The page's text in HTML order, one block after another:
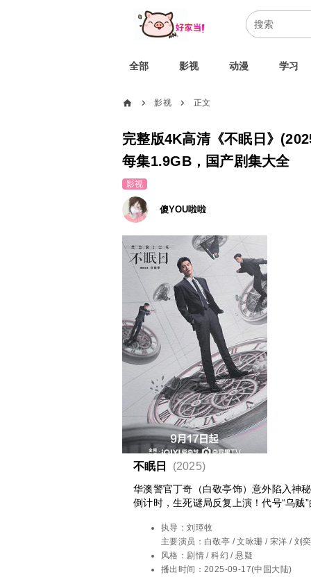
全部 影视 动漫 学习
home chevron_right 影视 chevron_right 正文
完整版4K高清《不眠日》
每集1.9GB，国产剧集大全
影视
傻YOU啦啦
不眠日 (2025)
华澳警官丁奇（白敬亭饰）意外陷入神
倒计时，生死谜局反复上演！代号“乌贼
降临，危机正在读秒！循环不止，真相
执导：刘璋牧
主要演员： 白敬亭 / 文咏珊 / 宋洋 / 刘
韩立 / 宋家腾 / 田雷 / 曹阳明珠 / 陈保元
风格： 剧情 / 科幻 / 悬疑
播出时间： 2025-09-17(中国大陆)